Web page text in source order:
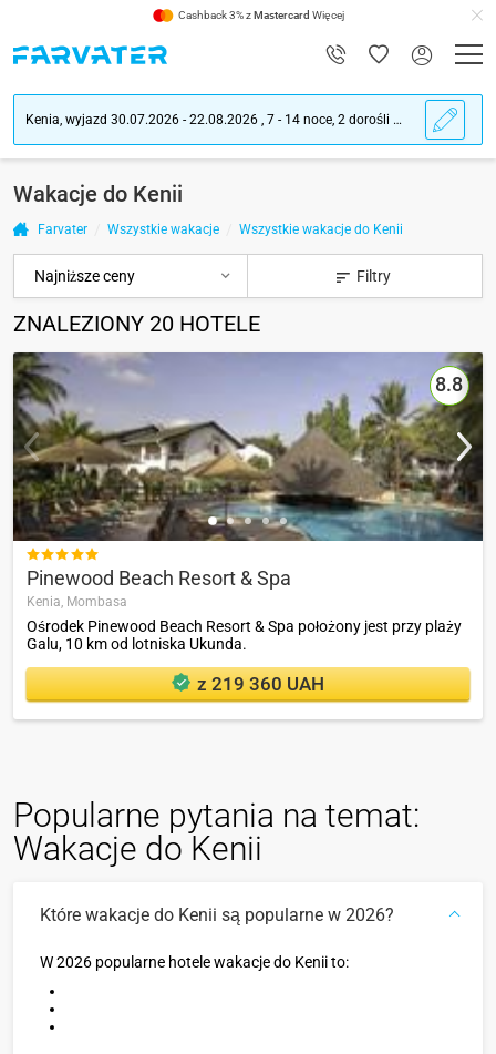
Cashback 3% zMastercard Więcej
Kenia, wyjazd 30.07.2026 - 22.08.2026 , 7 - 14 noce, 2 dorośli ludzie
Wakacje do Kenii
Farvater Wszystkie wakacje Wszystkie wakacje do Kenii
Filtry
ZNALEZIONY 20 HOTELE
8.8

Pinewood Beach Resort & Spa
Kenia, Mombasa
Ośrodek Pinewood Beach Resort & Spa położony jest przy plaży
Galu, 10 km od lotniska Ukunda.
z 219 360 UAH
Popularne pytania na temat:
Wakacje do Kenii
Które wakacje do Kenii są popularne w 2026?
W 2026 popularne hotele wakacje do Kenii to: